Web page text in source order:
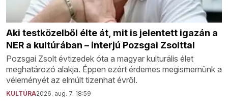
Aki testközelből élte át, mit is jelentett igazán a
NER a kultúrában – interjú Pozsgai Zsolttal
Pozsgai Zsolt évtizedek óta a magyar kulturális élet
meghatározó alakja. Éppen ezért érdemes megismernünk a
véleményét az elmúlt tizenhat évről.
KULTÚRA2026. aug. 7. 18:59